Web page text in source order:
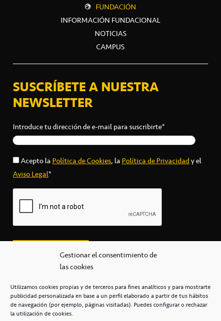
Gestionar el consentimiento de
las cookies
Utilizamos cookies propias y de terceros para fines analíticos y para mostrarte
publicidad personalizada en base a un perfil elaborado a partir de tus hábitos
de navegación (por ejemplo, páginas visitadas). Puedes configurar o rechazar
la utilización de cookies.
FUNDACIÓN
INFORMACIÓN FUNDACIONAL
NOTICIAS
CAMPUS
SUSCRÍBETE A NUESTRA
NEWSLETTER
Introduce tu dirección de e-mail para suscribirte*
Acepto laPolítica de Cookies, laPolítica de Privacidady el
Aviso Legal*
secretaria@cbcanarias.es
+34 922 253 684